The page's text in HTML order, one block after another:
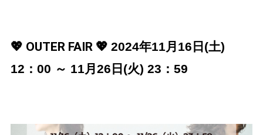
💖 OUTER FAIR 💖 2024年11月16日(土)
12：00 ～ 11月26日(火) 23：59